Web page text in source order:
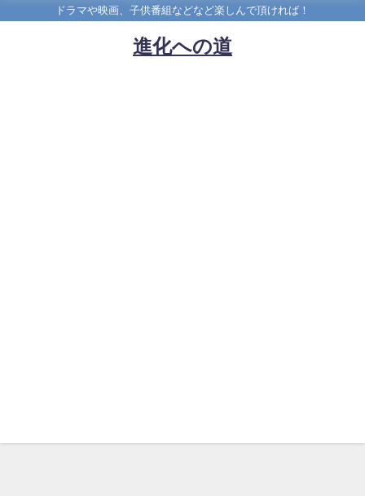
ドラマや映画、子供番組などなど楽しんで頂ければ！
進化への道